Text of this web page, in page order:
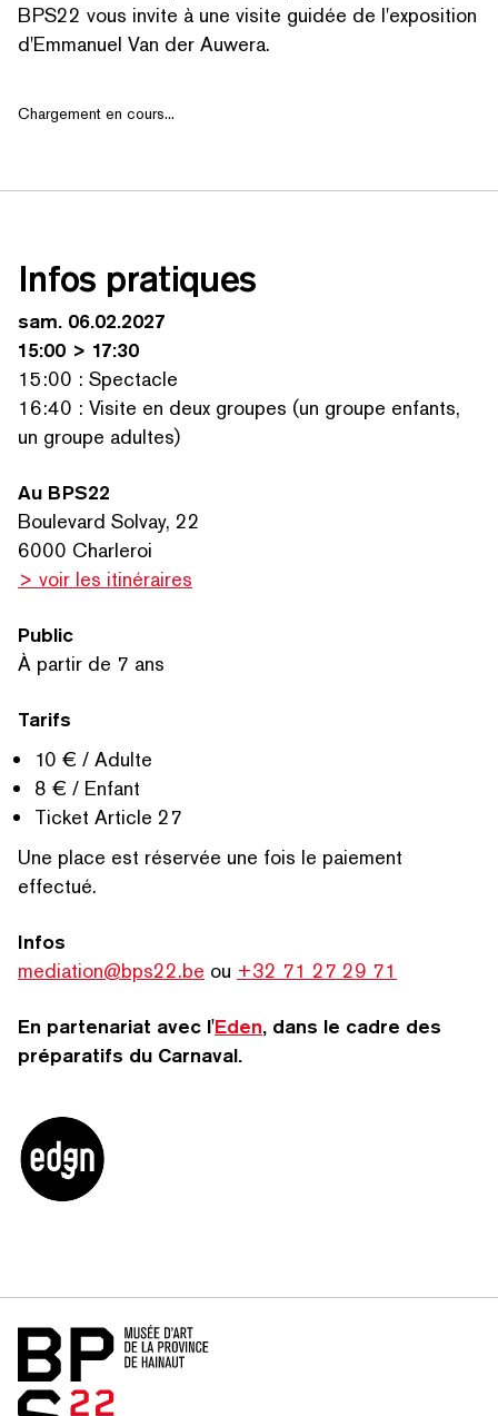
RECHERCHER PAR MOTS-CLÉS
BPS22 vous invite à une visite guidée de l'exposition
d'Emmanuel Van der Auwera.
Chargement en cours...
Infos pratiques
sam. 06.02.2027
15:00 > 17:30
15:00 : Spectacle
16:40 : Visite en deux groupes (un groupe enfants,
un groupe adultes)
Au BPS22
Boulevard Solvay, 22
6000 Charleroi
> voir les itinéraires
Public
À partir de 7 ans
Tarifs
10 € / Adulte
8 € / Enfant
Ticket Article 27
Une place est réservée une fois le paiement
effectué.
Infos
mediation@bps22.be ou +32 71 27 29 71
En partenariat avec l'Eden, dans le cadre des
préparatifs du Carnaval.
Accueil